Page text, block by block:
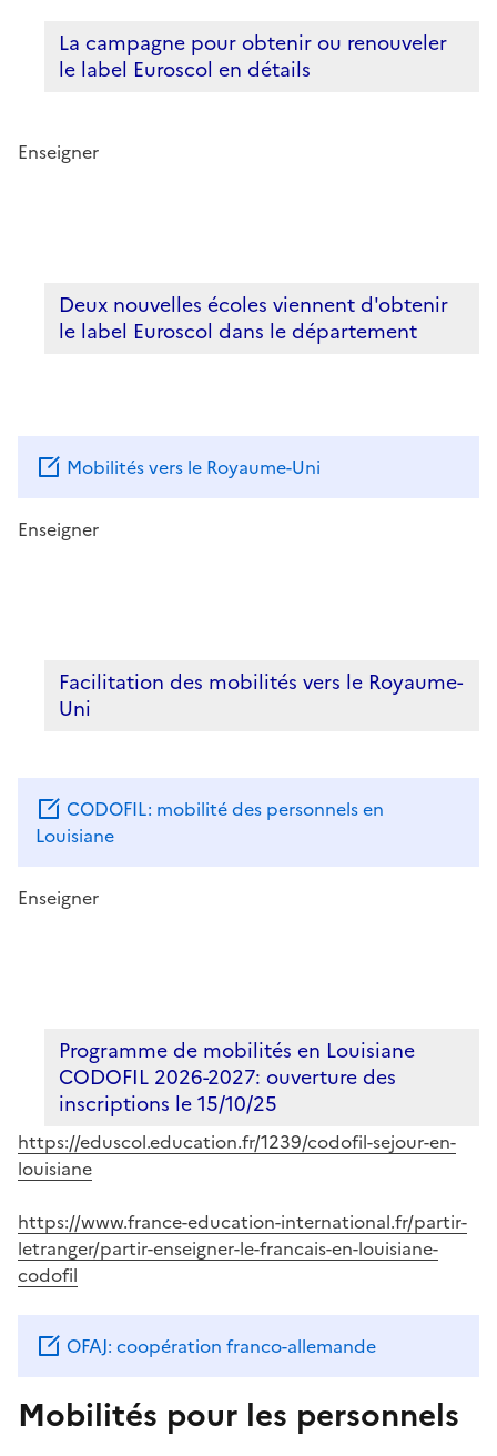
La campagne pour obtenir ou renouveler
le label Euroscol en détails
Enseigner
Deux nouvelles écoles viennent d'obtenir
le label Euroscol dans le département
Mobilités vers le Royaume-Uni
Enseigner
Facilitation des mobilités vers le Royaume-
Uni
CODOFIL: mobilité des personnels en
Louisiane
Enseigner
Programme de mobilités en Louisiane
CODOFIL 2026-2027: ouverture des
inscriptions le 15/10/25
https://eduscol.education.fr/1239/codofil-sejour-en-
louisiane
https://www.france-education-international.fr/partir-
letranger/partir-enseigner-le-francais-en-louisiane-
codofil
OFAJ: coopération franco-allemande
Mobilités pour les personnels